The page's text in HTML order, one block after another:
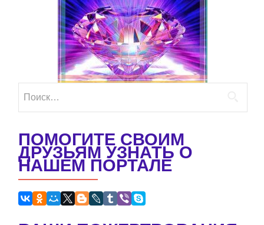
ПОМОГИТЕ СВОИМ
ДРУЗЬЯМ УЗНАТЬ О
НАШЕМ ПОРТАЛЕ